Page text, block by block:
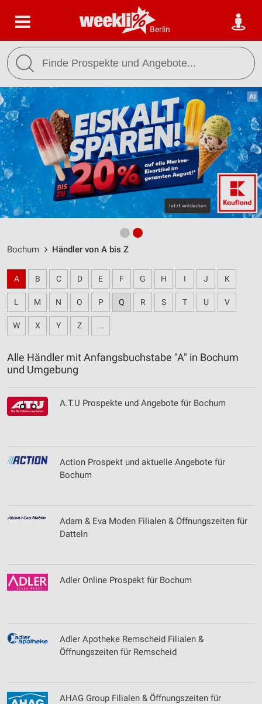
Berlin
Bochum Händler von A bis Z
A B C D E F G H I J K
L M N O P Q R S T U V
W X Y Z ...
Alle Händler mit Anfangsbuchstabe "A" in Bochum
und Umgebung
A.T.U Prospekte und Angebote für Bochum
Action Prospekt und aktuelle Angebote für
Bochum
Adam & Eva Moden Filialen & Öffnungszeiten für
Datteln
Adler Online Prospekt für Bochum
Adler Apotheke Remscheid Filialen &
Öffnungszeiten für Remscheid
AHAG Group Filialen & Öffnungszeiten für